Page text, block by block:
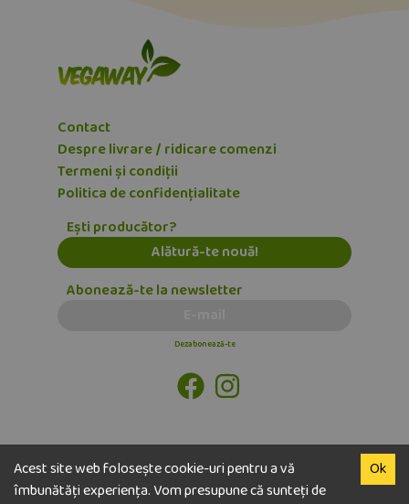
Acest site web folosește cookie-uri pentru a vă
îmbunătăți experiența. Vom presupune că sunteți de
Ok
Contact
Despre livrare / ridicare comenzi
Termeni și condiții
Politica de confidențialitate
Ești producător?
Alătură-te nouă!
Abonează-te la newsletter
Dezabonează-te